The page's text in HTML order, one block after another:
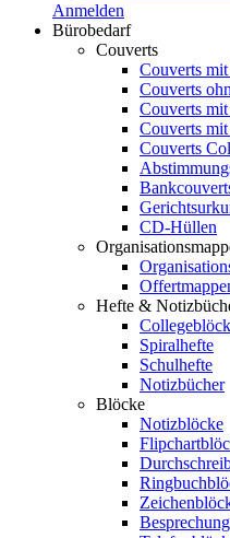
Anmelden
Bürobedarf
Couverts
Couverts mit
Couverts
Couverts
Couverts
Couverts
CD-Hüllen
Hefte &
Spiralhefte
Schulhefte
Notizbücher
Blöcke
Notizblöcke